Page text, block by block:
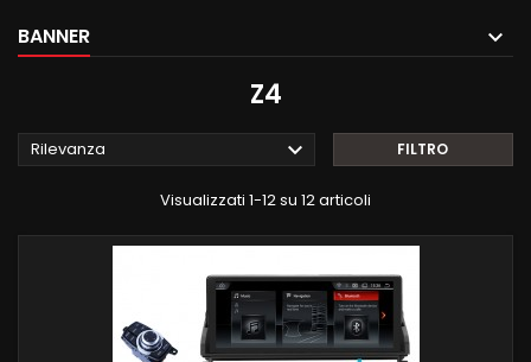
BANNER
Z4
Rilevanza  FILTRO
Visualizzati 1-12 su 12 articoli